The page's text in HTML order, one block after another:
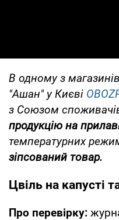
В одному з
"Ашан" у Києві
з Союзом
продукцію на
температурних
зіпсований товар.
Цвіль на капусті
Про перевірку: